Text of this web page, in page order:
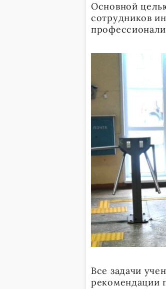
Основной
сотрудников
Все задачи
рекомендации